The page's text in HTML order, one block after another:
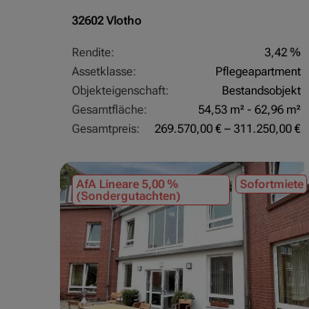
32602 Vlotho
Rendite:
3,42 %
Assetklasse:
Pflegeapartment
Objekteigenschaft:
Bestandsobjekt
Gesamtfläche:
54,53 m² - 62,96 m²
Gesamtpreis:
269.570,00 € – 311.250,00 €
AfA Lineare 5,00 %
(Sondergutachten)
Sofortmiete